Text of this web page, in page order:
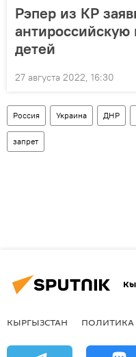
Рэпер из КР
антироссийскую
детей
27 августа 2022, 16:30
Россия Украина ДНР
запрет
КЫРГЫЗСТАН ПОЛИТИКА